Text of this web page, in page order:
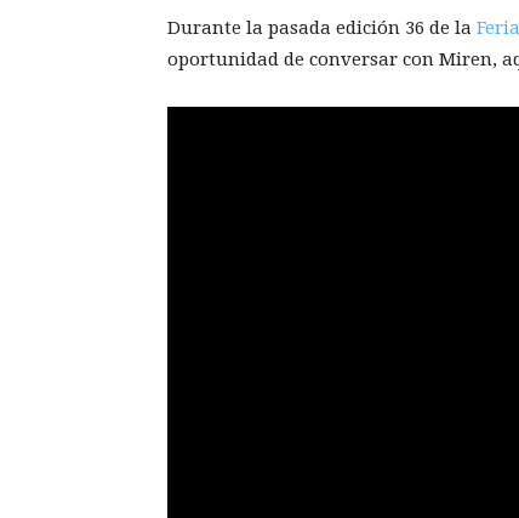
Durante la pasada edición 36 de la
oportunidad de conversar con Miren,